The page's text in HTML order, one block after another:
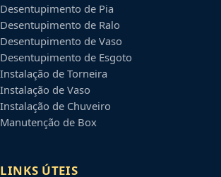
Desentupimento de Pia
Desentupimento de Ralo
Desentupimento de Vaso
Desentupimento de Esgoto
Instalação de Torneira
Instalação de Vaso
Instalação de Chuveiro
Manutenção de Box
LINKS ÚTEIS